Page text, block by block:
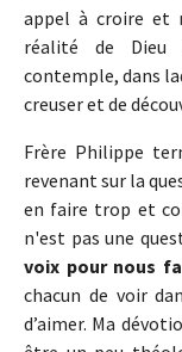
appel à croire et
réalité de Dieu
contemple, dans
creuser et de
Frère Philippe
revenant sur la
en faire trop et
n'est pas une
voix pour nous
chacun de voir
d’aimer. Ma